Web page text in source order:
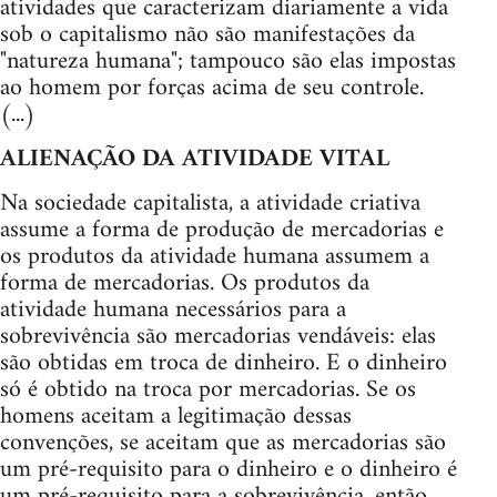
sob o capitalismo não são manifestações da
"natureza humana"; tampouco são elas impostas
ao homem por forças acima de seu controle.
(...)
ALIENAÇÃO DA ATIVIDADE VITAL
Na sociedade capitalista, a atividade criativa
assume a forma de produção de mercadorias e
os produtos da atividade humana assumem a
forma de mercadorias. Os produtos da
atividade humana necessários para a
sobrevivência são mercadorias vendáveis: elas
são obtidas em troca de dinheiro. E o dinheiro
só é obtido na troca por mercadorias. Se os
homens aceitam a legitimação dessas
convenções, se aceitam que as mercadorias são
um pré-requisito para o dinheiro e o dinheiro é